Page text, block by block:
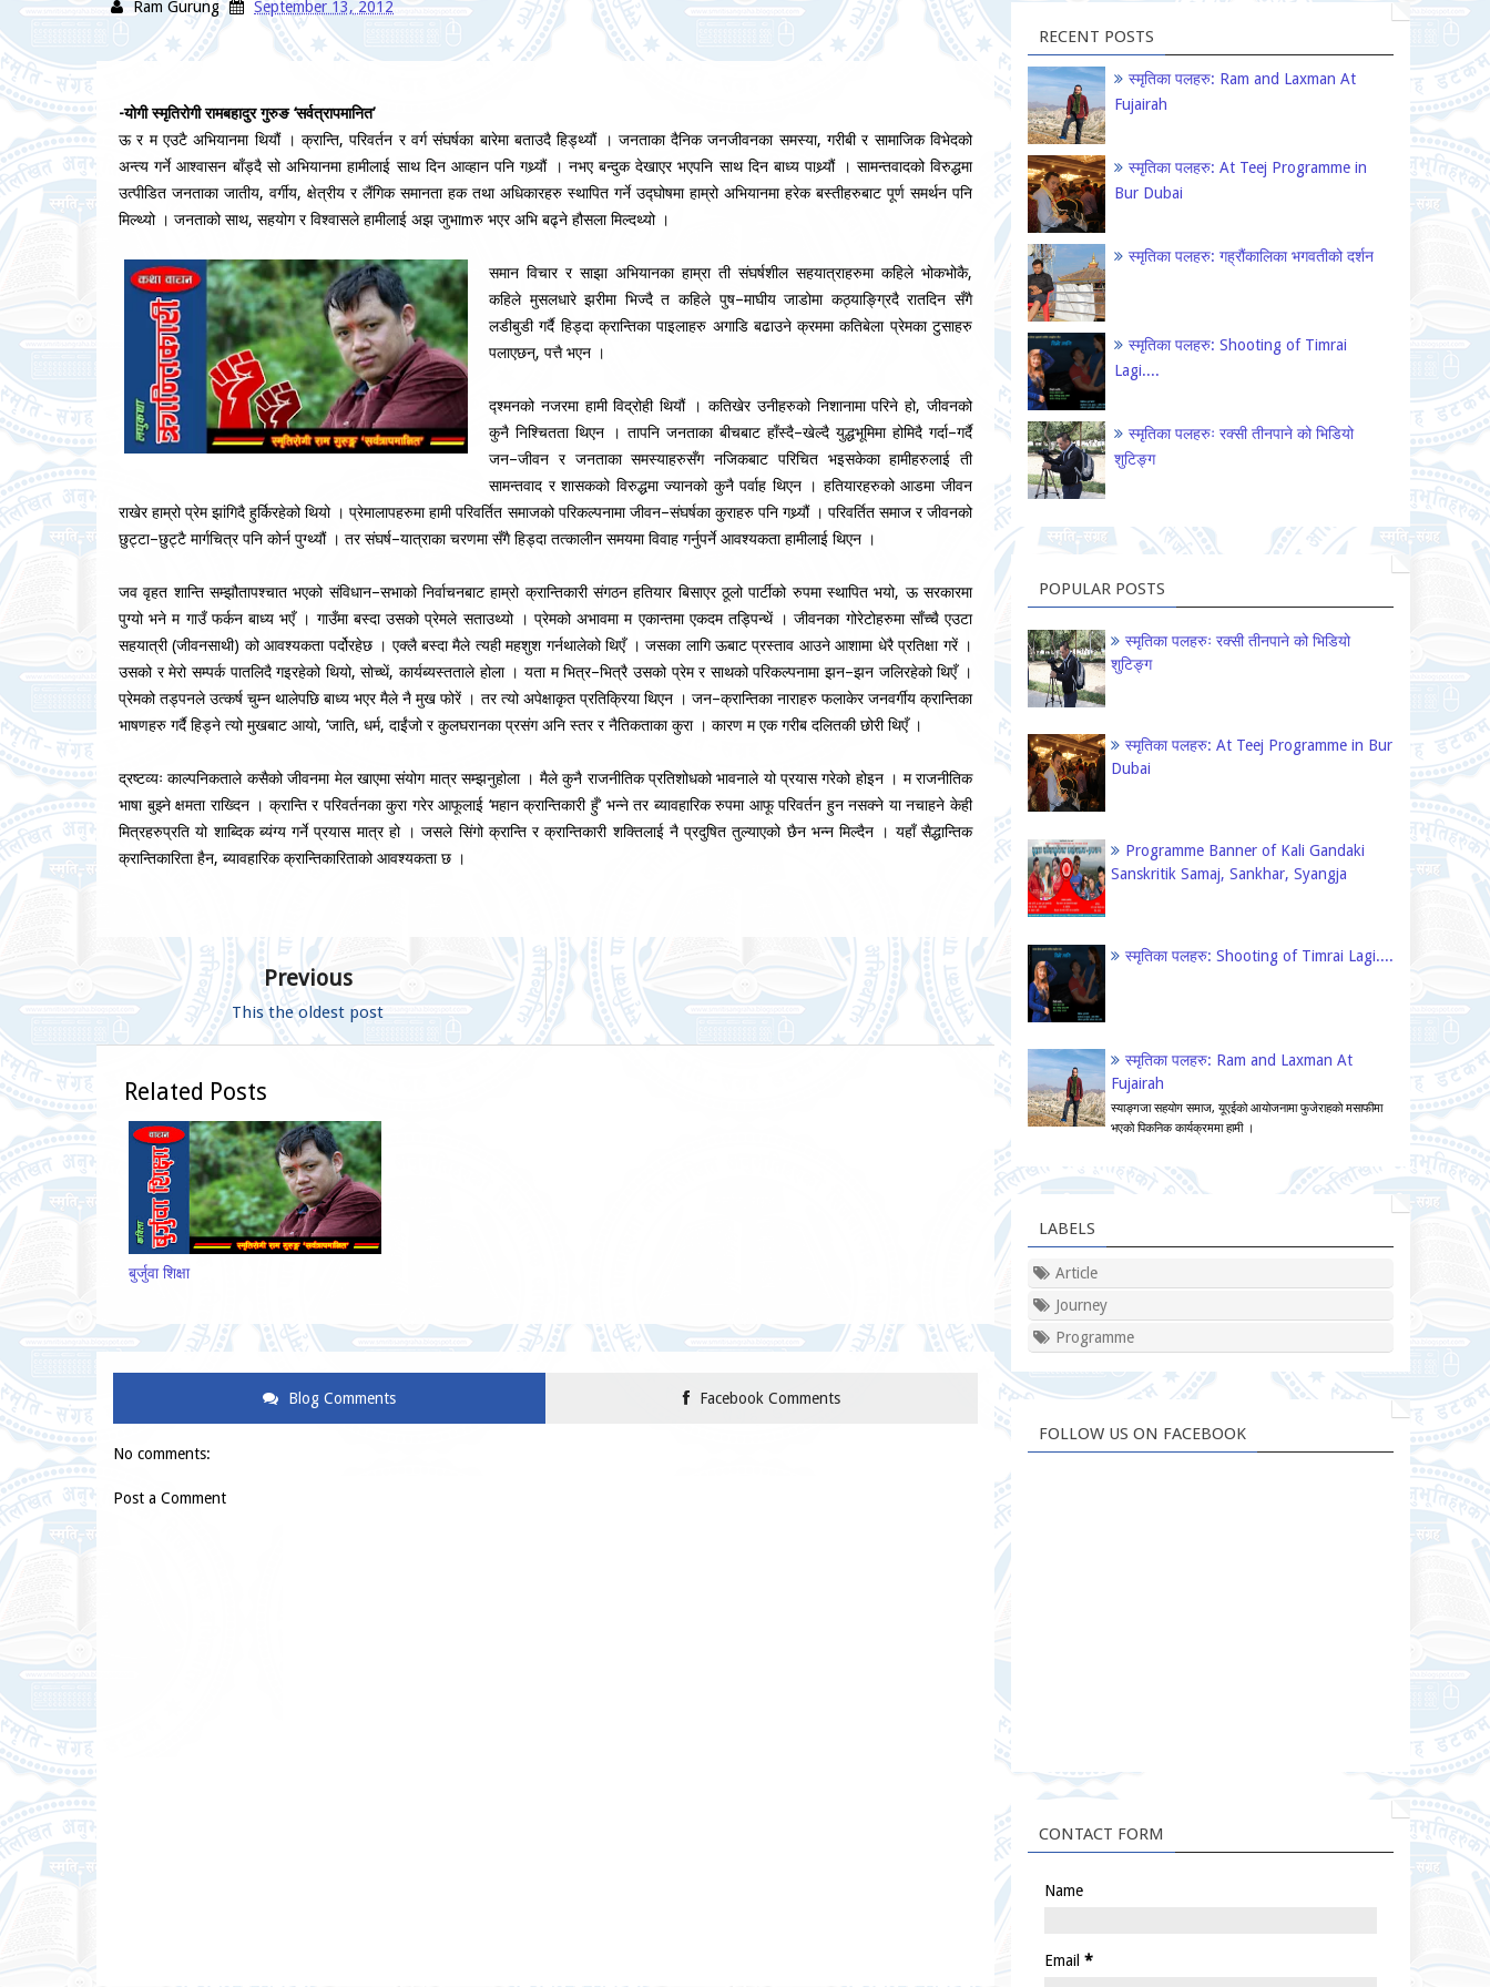
Ram Gurung September 13, 2012
-योगी स्मृतिरोगी रामबहादुर गुरुङ ‘सर्वत्रापमानित’
ऊ र म एउटै अभियानमा थियौं । क्रान्ति, परिवर्तन र वर्ग संघर्षका बारेमा बताउदै हिड्थ्यौं । जनताका दैनिक जनजीवनका समस्या, गरीबी र सामाजिक विभेदको
अन्त्य गर्ने आश्वासन बाँड्दै सो अभियानमा हामीलाई साथ दिन आव्हान पनि गथ्र्यौं । नभए बन्दुक देखाएर भएपनि साथ दिन बाध्य पाथ्र्यौं । सामन्तवादको विरुद्धमा
उत्पीडित जनताका जातीय, वर्गीय, क्षेत्रीय र लैंगिक समानता हक तथा अधिकारहरु स्थापित गर्ने उद्घोषमा हाम्रो अभियानमा हरेक बस्तीहरुबाट पूर्ण समर्थन पनि
मिल्थ्यो । जनताको साथ, सहयोग र विश्वासले हामीलाई अझ जुभाmरु भएर अभि बढ्ने हौसला मिल्दथ्यो ।
समान विचार र साझा अभियानका हाम्रा ती संघर्षशील सहयात्राहरुमा कहिले भोकभोकै,
कहिले मुसलधारे झरीमा भिज्दै त कहिले पुष–माघीय जाडोमा कठ्याङ्ग्रिदै रातदिन सँगै
लडीबुडी गर्दै हिड्दा क्रान्तिका पाइलाहरु अगाडि बढाउने क्रममा कतिबेला प्रेमका टुसाहरु
पलाएछन्, पत्तै भएन ।
द्श्मनको नजरमा हामी विद्रोही थियौं । कतिखेर उनीहरुको निशानामा परिने हो, जीवनको
कुनै निश्चितता थिएन । तापनि जनताका बीचबाट हाँस्दै–खेल्दै युद्धभूमिमा होमिदै गर्दा–गर्दै
जन–जीवन र जनताका समस्याहरुसँग नजिकबाट परिचित भइसकेका हामीहरुलाई ती
सामन्तवाद र शासकको विरुद्धमा ज्यानको कुनै पर्वाह थिएन । हतियारहरुको आडमा जीवन
राखेर हाम्रो प्रेम झांगिदै हुर्किरहेको थियो । प्रेमालापहरुमा हामी परिवर्तित समाजको परिकल्पनामा जीवन–संघर्षका कुराहरु पनि गथ्र्यौं । परिवर्तित समाज र जीवनको
छुट्टा–छुट्टै मार्गचित्र पनि कोर्न पुग्थ्यौं । तर संघर्ष–यात्राका चरणमा सँगै हिड्दा तत्कालीन समयमा विवाह गर्नुपर्ने आवश्यकता हामीलाई थिएन ।
जव वृहत शान्ति सम्झौतापश्चात भएको संविधान–सभाको निर्वाचनबाट हाम्रो क्रान्तिकारी संगठन हतियार बिसाएर ठूलो पार्टीको रुपमा स्थापित भयो, ऊ सरकारमा
पुग्यो भने म गाउँ फर्कन बाध्य भएँ । गाउँमा बस्दा उसको प्रेमले सताउथ्यो । प्रेमको अभावमा म एकान्तमा एकदम तड्पिन्थें । जीवनका गोरेटोहरुमा साँच्चै एउटा
सहयात्री (जीवनसाथी) को आवश्यकता पर्दोरहेछ । एक्लै बस्दा मैले त्यही महशुश गर्नथालेको थिएँ । जसका लागि ऊबाट प्रस्ताव आउने आशामा धेरै प्रतिक्षा गरें ।
उसको र मेरो सम्पर्क पातलिदै गइरहेको थियो, सोच्थें, कार्यब्यस्तताले होला । यता म भित्र–भित्रै उसको प्रेम र साथको परिकल्पनामा झन–झन जलिरहेको थिएँ ।
प्रेमको तड्पनले उत्कर्ष चुम्न थालेपछि बाध्य भएर मैले नै मुख फोरें । तर त्यो अपेक्षाकृत प्रतिक्रिया थिएन । जन–क्रान्तिका नाराहरु फलाकेर जनवर्गीय क्रान्तिका
भाषणहरु गर्दै हिड्ने त्यो मुखबाट आयो, ‘जाति, धर्म, दाईंजो र कुलघरानका प्रसंग अनि स्तर र नैतिकताका कुरा । कारण म एक गरीब दलितकी छोरी थिएँ ।
द्रष्टव्यः काल्पनिकताले कसैको जीवनमा मेल खाएमा संयोग मात्र सम्झनुहोला । मैले कुनै राजनीतिक प्रतिशोधको भावनाले यो प्रयास गरेको होइन । म राजनीतिक
भाषा बुझ्ने क्षमता राख्दिन । क्रान्ति र परिवर्तनका कुरा गरेर आफूलाई ‘महान क्रान्तिकारी हुँ’ भन्ने तर ब्यावहारिक रुपमा आफू परिवर्तन हुन नसक्ने या नचाहने केही
मित्रहरुप्रति यो शाब्दिक ब्यंग्य गर्ने प्रयास मात्र हो । जसले सिंगो क्रान्ति र क्रान्तिकारी शक्तिलाई नै प्रदुषित तुल्याएको छैन भन्न मिल्दैन । यहाँ सैद्धान्तिक
क्रान्तिकारिता हैन, ब्यावहारिक क्रान्तिकारिताको आवश्यकता छ ।
Previous
This the oldest post
Related Posts
बुर्जुवा शिक्षा
Blog Comments Facebook Comments
No comments:
Post a Comment
RECENT POSTS
स्मृतिका पलहरु: Ram and Laxman At
Fujairah
स्मृतिका पलहरु: At Teej Programme in
Bur Dubai
स्मृतिका पलहरु: गह्रौंकालिका भगवतीको दर्शन
स्मृतिका पलहरु: Shooting of Timrai
Lagi....
स्मृतिका पलहरुः रक्सी तीनपाने को भिडियो
शुटिङ्ग
POPULAR POSTS
स्मृतिका पलहरुः रक्सी तीनपाने को भिडियो
शुटिङ्ग
स्मृतिका पलहरु: At Teej Programme in Bur
Dubai
Programme Banner of Kali Gandaki
Sanskritik Samaj, Sankhar, Syangja
स्मृतिका पलहरु: Shooting of Timrai Lagi....
स्मृतिका पलहरु: Ram and Laxman At
Fujairah
स्याङ्गजा सहयोग समाज, यूएईको आयोजनामा फुजेराहको मसाफीमा
भएको पिकनिक कार्यक्रममा हामी ।
LABELS
Article
Journey
Programme
FOLLOW US ON FACEBOOK
CONTACT FORM
Name
Email *